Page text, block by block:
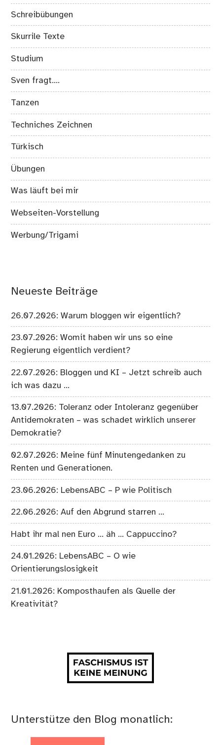
Schreibübungen
Skurrile Texte
Studium
Sven fragt….
Tanzen
Techniches Zeichnen
Türkisch
Übungen
Was läuft bei mir
Webseiten-Vorstellung
Werbung/Trigami
Neueste Beiträge
26.07.2026: Warum bloggen wir eigentlich?
23.07.2026: Womit haben wir uns so eine
Regierung eigentlich verdient?
22.07.2026: Bloggen und KI – Jetzt schreib auch
ich was dazu …
13.07.2026: Toleranz oder Intoleranz gegenüber
Antidemokraten – was schadet wirklich unserer
Demokratie?
02.07.2026: Meine fünf Minutengedanken zu
Renten und Generationen.
23.06.2026: LebensABC – P wie Politisch
22.06.2026: Auf den Abgrund starren …
Habt ihr mal nen Euro … äh … Cappuccino?
24.01.2026: LebensABC – O wie
Orientierungslosigkeit
21.01.2026: Komposthaufen als Quelle der
Kreativität?
Unterstütze den Blog monatlich: